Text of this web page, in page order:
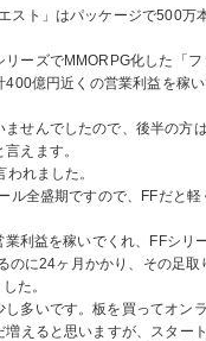
スト」はパッケージで500
ーズでMMORPG化した「
億円近くの営業利益を稼
せんでしたので、後半の方
えます。
れました。
ル全盛期ですので、FFだと
利益を稼いでくれ、FFシリ
のに24ヶ月かかり、その足
た。
多いです。板を買ってオ
えると思いますが、スター